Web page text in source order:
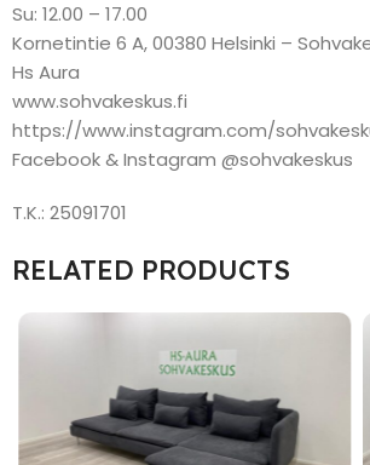
Su: 12.00 – 17.00
Kornetintie 6 A, 00380 Helsinki –
Hs Aura
www.sohvakeskus.fi
https://www.instagram.com/
Facebook & Instagram @sohvakeskus
T.K.: 25091701
RELATED PRODUCTS